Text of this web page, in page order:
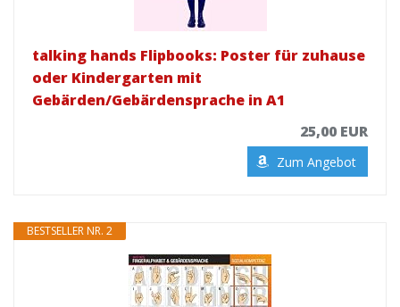
talking hands Flipbooks: Poster für zuhause
oder Kindergarten mit
Gebärden/Gebärdensprache in A1
25,00 EUR
Zum Angebot
BESTSELLER NR. 2